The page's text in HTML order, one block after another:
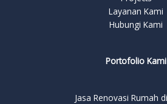
Layanan Kami
Hubungi Kami
Portofolio Kami
Jasa Renovasi Rumah